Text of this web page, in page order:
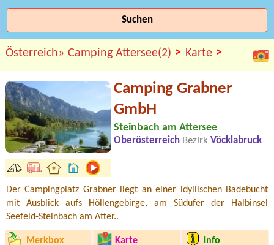
Suchen
Österreich» Camping Attersee(2) > Karte >
Camping Grabner
GmbH
Steinbach am Attersee
Oberösterreich Bezirk Vöcklabruck
Der Campingplatz Grabner liegt an einer idyllischen Badebucht
mit Ausblick aufs Höllengebirge, am Südufer der Halbinsel
Seefeld-Steinbach am Atter..
Merkbox Karte Info